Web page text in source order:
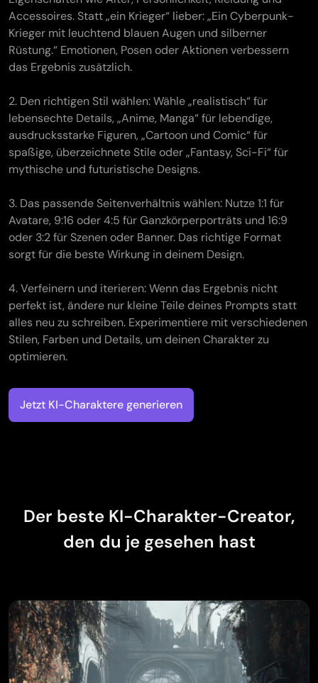
Accessoires. Statt „ein Krieger“ lieber: „Ein Cyberpunk-
Krieger mit leuchtend blauen Augen und silberner
Rüstung.“ Emotionen, Posen oder Aktionen verbessern
das Ergebnis zusätzlich.
2. Den richtigen Stil wählen: Wähle „realistisch“ für
lebensechte Details, „Anime, Manga“ für lebendige,
ausdrucksstarke Figuren, „Cartoon und Comic“ für
spaßige, überzeichnete Stile oder „Fantasy, Sci-Fi“ für
mythische und futuristische Designs.
3. Das passende Seitenverhältnis wählen: Nutze 1:1 für
Avatare, 9:16 oder 4:5 für Ganzkörperporträts und 16:9
oder 3:2 für Szenen oder Banner. Das richtige Format
sorgt für die beste Wirkung in deinem Design.
4. Verfeinern und iterieren: Wenn das Ergebnis nicht
perfekt ist, ändere nur kleine Teile deines Prompts statt
alles neu zu schreiben. Experimentiere mit verschiedenen
Stilen, Farben und Details, um deinen Charakter zu
optimieren.
Jetzt KI-Charaktere generieren
Der beste KI-Charakter-Creator,
den du je gesehen hast